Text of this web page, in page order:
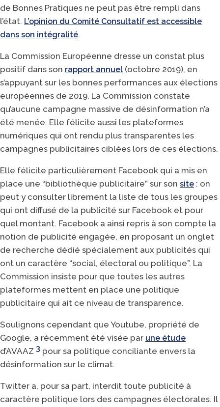
de Bonnes Pratiques ne peut pas être rempli dans
l’état. L’opinion du Comité Consultatif est accessible
dans son intégralité.
La Commission Européenne dresse un constat plus
positif dans son rapport annuel (octobre 2019), en
s’appuyant sur les bonnes performances aux élections
européennes de 2019. La Commission constate
qu’aucune campagne massive de désinformation n’a
été menée. Elle félicite aussi les plateformes
numériques qui ont rendu plus transparentes les
campagnes publicitaires ciblées lors de ces élections.
Elle félicite particulièrement Facebook qui a mis en
place une “bibliothèque publicitaire” sur son site : on
peut y consulter librement la liste de tous les groupes
qui ont diffusé de la publicité sur Facebook et pour
quel montant. Facebook a ainsi repris à son compte la
notion de publicité engagée, en proposant un onglet
de recherche dédié spécialement aux publicités qui
ont un caractère “social, électoral ou politique”. La
Commission insiste pour que toutes les autres
plateformes mettent en place une politique
publicitaire qui ait ce niveau de transparence.
Soulignons cependant que Youtube, propriété de
Google, a récemment été visée par une étude
d’AVAAZ 3 pour sa politique conciliante envers la
désinformation sur le climat.
Twitter a, pour sa part, interdit toute publicité à
caractère politique lors des campagnes électorales. Il